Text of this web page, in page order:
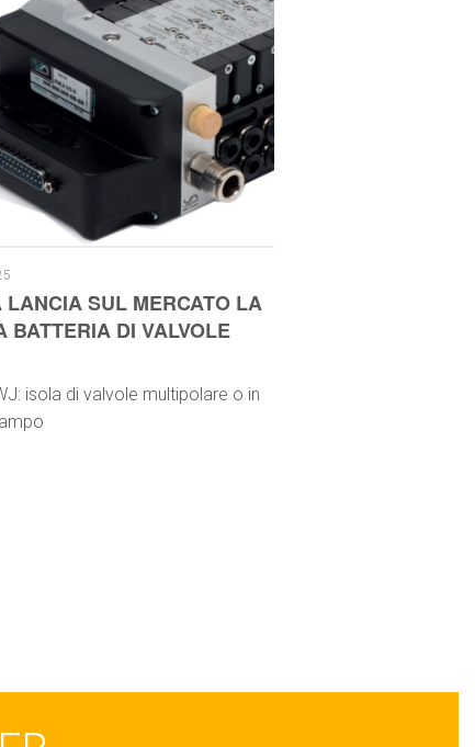
LANCIA SUL MERCATO LA
BATTERIA DI VALVOLE
isola di valvole multipolare o in